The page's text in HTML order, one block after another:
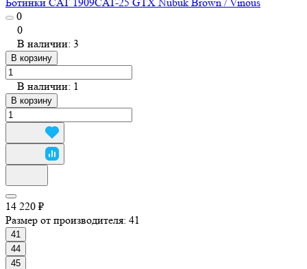
0
0
В наличии: 3
В корзину
В наличии: 1
В корзину
14 220 ₽
Размер от производителя: 41
41
44
45